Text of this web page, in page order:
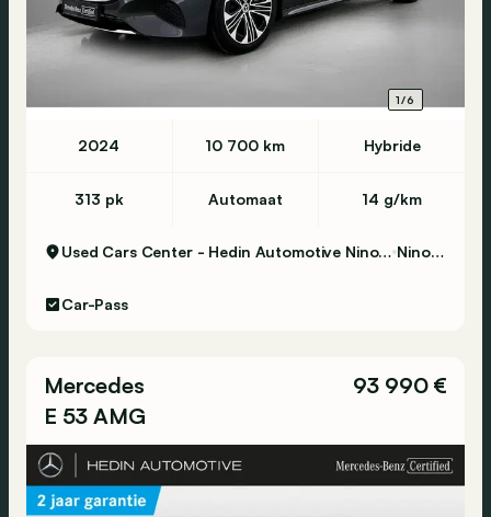
1/6
2024 10 700 km Hybride
313 pk Automaat 14 g/km
Used Cars Center - Hedin Automotive Ninove Ninove
Car-Pass
Mercedes
E 53 AMG
93 990 €